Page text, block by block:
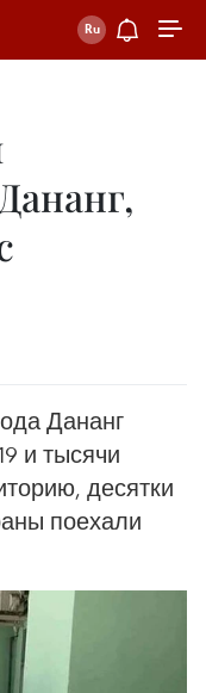
Дананг
и тысячи
десятки
поехали